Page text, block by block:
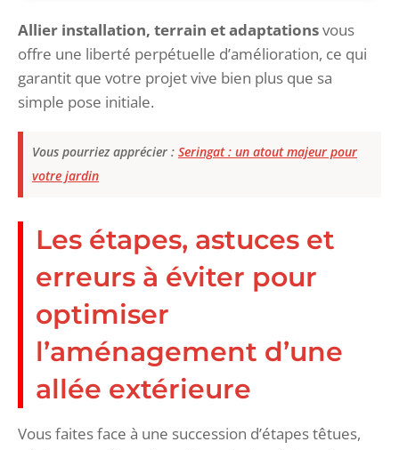
Allier installation, terrain et adaptationsvous
offre une liberté perpétuelle d’amélioration, ce qui
garantit que votre projet vive bien plus que sa
simple pose initiale.
Vous pourriez apprécier : Seringat : un atout majeur pour
votre jardin
Les étapes, astuces et
erreurs à éviter pour
optimiser
l’aménagement d’une
allée extérieure
Vous faites face à une succession d’étapes têtues,